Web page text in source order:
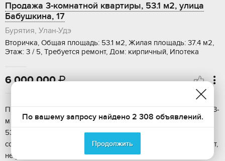
Продажа 3-комнатной квартиры, 53.1 м2, улица
Бабушкина, 17
Бурятия, Улан-Удэ
Вторичка, Общая площадь: 53.1 м2, Жилая площадь: 37.4 м2,
Этаж: 3 / 5, Требуется ремонт, Дом: кирпичный, Ипотека
6 000 000
Продается 3-х комнатная квартира , квартира находится на 3-
м этаже 5-ти этажного кирпичного дома, общей площадью
53,1 кв,м, жилая 37,4кв,м, кухня 5,5кв,м, санузел
совмещенный, балкон, солнечная сторона, требуется ремонт,
не угловая теплая квартира.Обме...
По вашему запросу найдено 2 308 объявлений.
Продолжить